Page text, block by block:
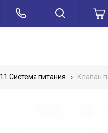
11 Система питания Клапан